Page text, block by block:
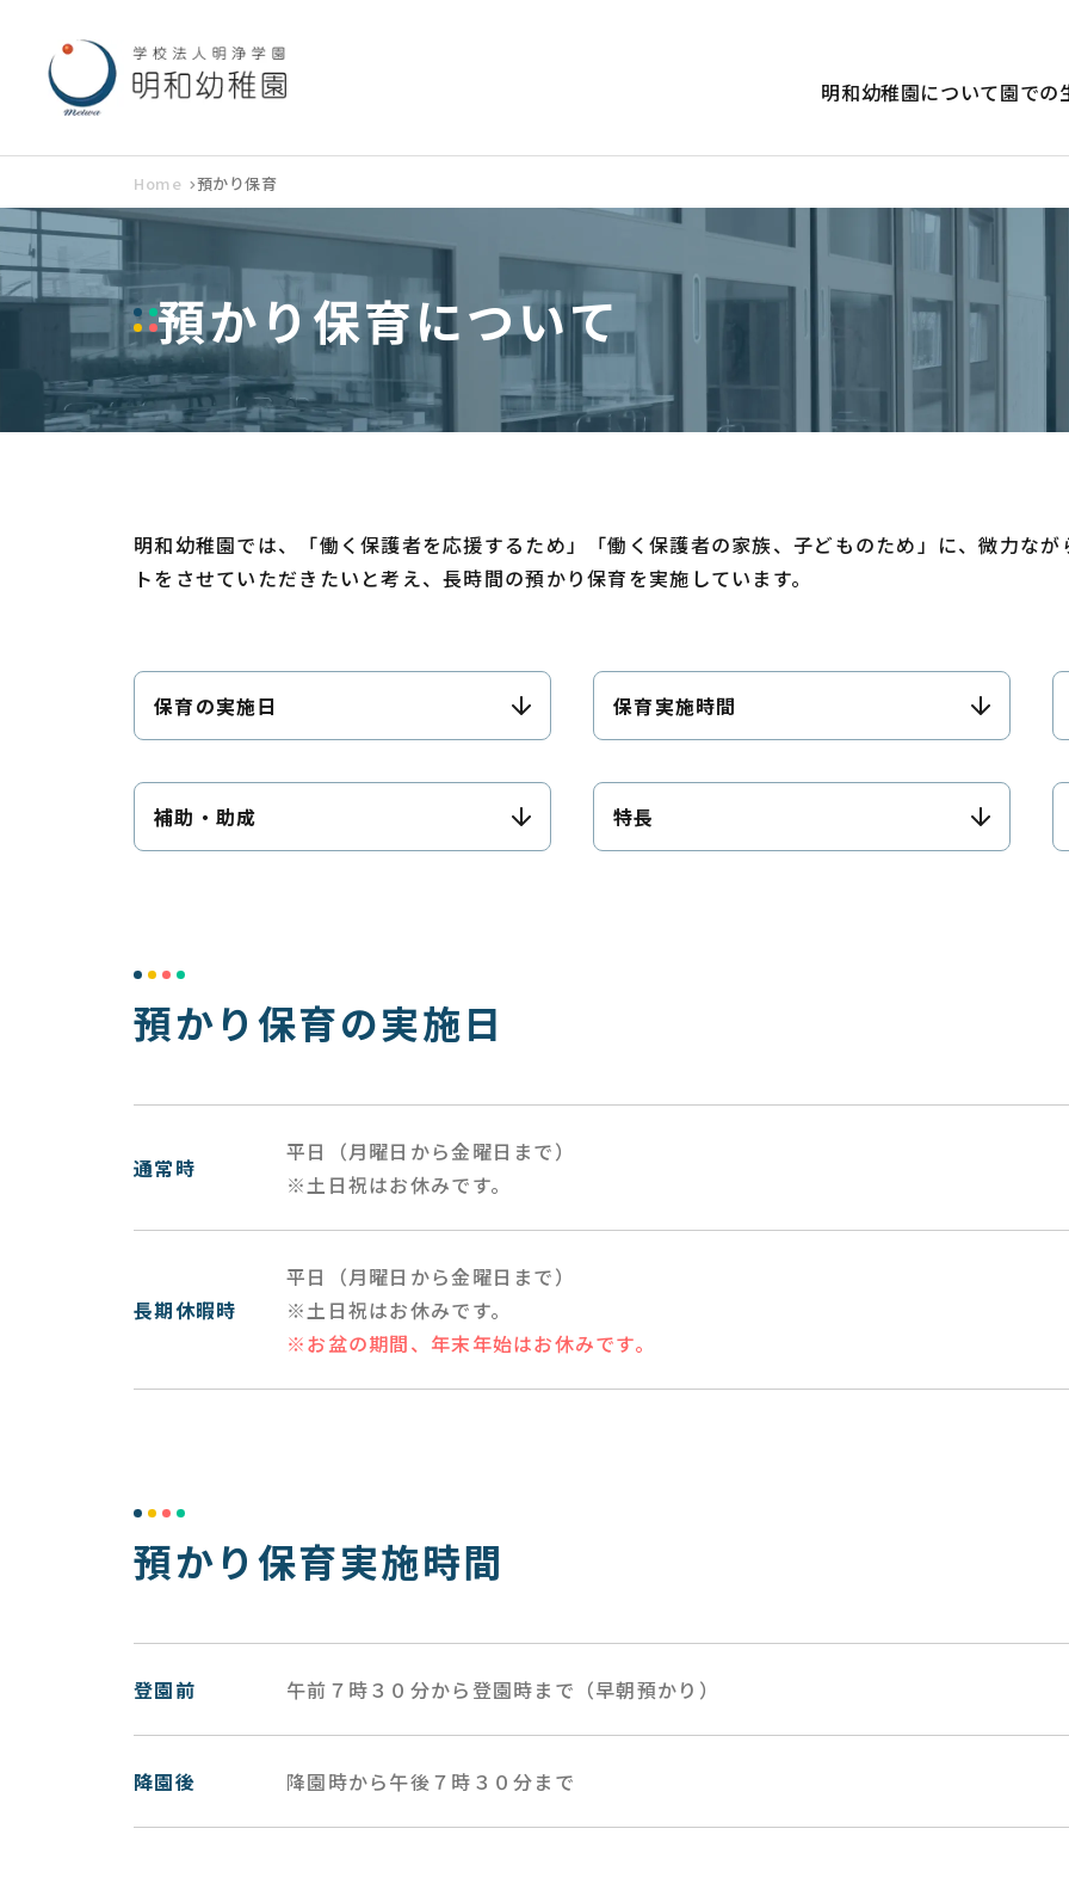
明和幼稚園について園での
Home 預かり保育
預かり保育について
明和幼稚園では、「働く保護者を応援するため」「働く保護者の家族、子どものため」に、微力な
トをさせていただきたいと考え、長時間の預かり保育を実施しています。
保育の実施日 保育実施時間
補助・助成 特長
預かり保育の実施日
通常時
平日（月曜日から金曜日まで）
※土日祝はお休みです。
長期休暇時
平日（月曜日から金曜日まで）
※土日祝はお休みです。
※お盆の期間、年末年始はお休みです。
預かり保育実施時間
登園前 午前７時３０分から登園時まで（早朝預かり）
降園後 降園時から午後７時３０分まで